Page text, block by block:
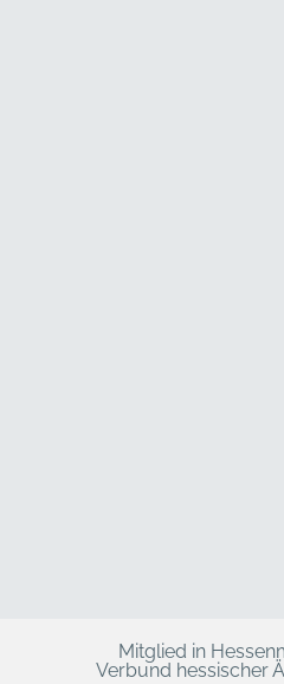
Mitglied in
Verbund hessischer